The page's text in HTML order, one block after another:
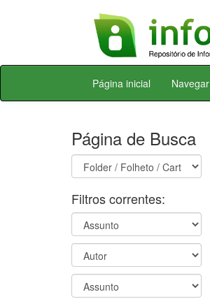
Skip
Página inicial Navegar
Página de Busca
Filtros correntes: